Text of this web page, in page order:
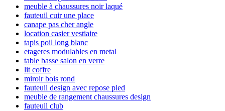
meuble à chaussures noir laqué
fauteuil cuir une place
canape pas cher angle
location casier vestiaire
tapis poil long blanc
etageres modulables en metal
table basse salon en verre
lit coffre
miroir bois rond
fauteuil design avec repose pied
meuble de rangement chaussures design
fauteuil club